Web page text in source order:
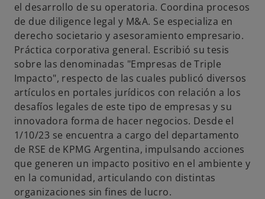
n
a
p
e
s
t
a
ñ
a
n
u
e
v
a
el desarrollo de su operatoria. Coordina procesos
de due diligence legal y M&A. Se especializa en
derecho societario y asesoramiento empresario.
Práctica corporativa general. Escribió su tesis
sobre las denominadas "Empresas de Triple
Impacto", respecto de las cuales publicó diversos
artículos en portales jurídicos con relación a los
desafíos legales de este tipo de empresas y su
innovadora forma de hacer negocios. Desde el
1/10/23 se encuentra a cargo del departamento
de RSE de KPMG Argentina, impulsando acciones
que generen un impacto positivo en el ambiente y
en la comunidad, articulando con distintas
organizaciones sin fines de lucro.